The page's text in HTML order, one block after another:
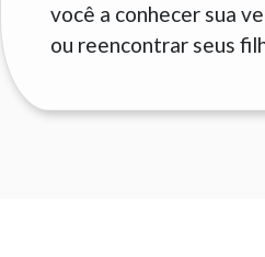
você a conhecer sua
ou reencontrar seus